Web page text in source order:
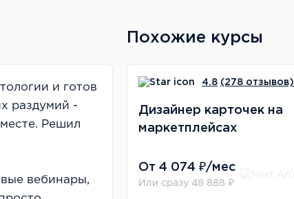
и готов
раздумий -
Решил
вебинары,
Похожие курсы
4.8 (278 отзывов)
Дизайнер карточек на
маркетплейсах
От 4 074 ₽/мес
Или сразу 48 888 ₽